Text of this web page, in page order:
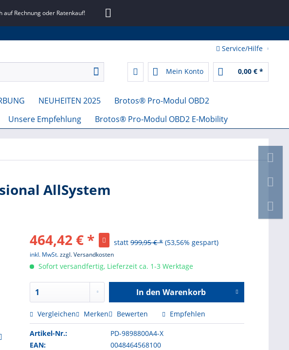
auf Rechnung oder Ratenkauf!
Service/Hilfe
Mein Konto 0,00 € *
NEUHEITEN 2025
Brotos® Pro-Modul OBD2
Unsere Empfehlung Brotos® Pro-Modul OBD2 E-Mobility
AllSystem
464,42 € *
statt999,95 € * (53,56% gespart)
inkl. MwSt.zzgl. Versandkosten
Sofort versandfertig, Lieferzeit ca. 1-3 Werktage
In den Warenkorb
Hinzugefügt
Vergleichen Merken Bewerten Empfehlen
Artikel-Nr.:
PD-9898800A4-X
EAN:
0048464568100